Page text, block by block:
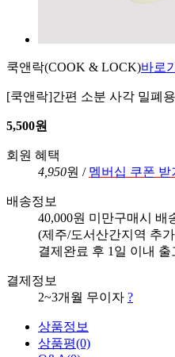
쿡앤락(COOK & LOCK)바로
[쿡앤락]간편 소분 사각 밀폐
5,500원
회원 혜택
4,950원 / 멤버십 쿠폰 받
배송정보
40,000원 미만구매시 배
(제주/도서산간지역 추
결제완료 후 1일 이내 출
결제정보
2~3개월 무이자 ?
상품정보
상품평(0)